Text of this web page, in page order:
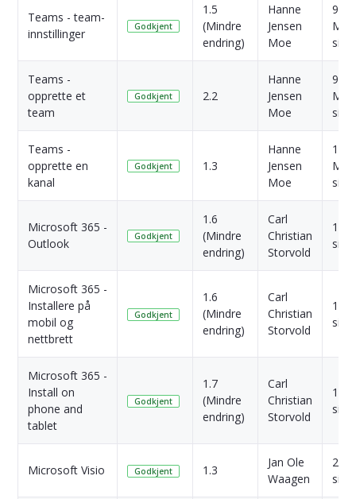
Teams - team-
innstillinger
Godkjent
1.5
(Mindre
endring)
Hanne
Jensen
Moe
9
Teams -
opprette et
team
Godkjent 2.2
Hanne
Jensen
Moe
9
Teams -
opprette en
kanal
Godkjent 1.3
Hanne
Jensen
Moe
11
Microsoft 365 -
Outlook
Godkjent
1.6
(Mindre
endring)
Carl
Christian
Storvold
1 År
Microsoft 365 -
Installere på
mobil og
nettbrett
Godkjent
1.6
(Mindre
endring)
Carl
Christian
Storvold
1 År
Microsoft 365 -
Install on
phone and
tablet
Godkjent
1.7
(Mindre
endring)
Carl
Christian
Storvold
1 År
Microsoft Visio Godkjent 1.3
Jan Ole
Waagen
2 År